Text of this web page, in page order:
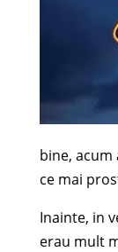
bine, acum
ce mai
Inainte, in
erau mult